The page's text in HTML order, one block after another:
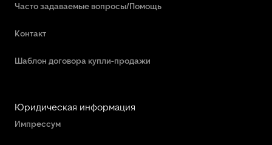
Часто задаваемые вопросы/Помощь
Контакт
Шаблон договора купли-продажи
Юридическая информация
Импрессум